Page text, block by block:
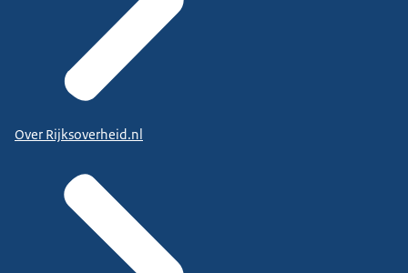
Over Rijksoverheid.nl